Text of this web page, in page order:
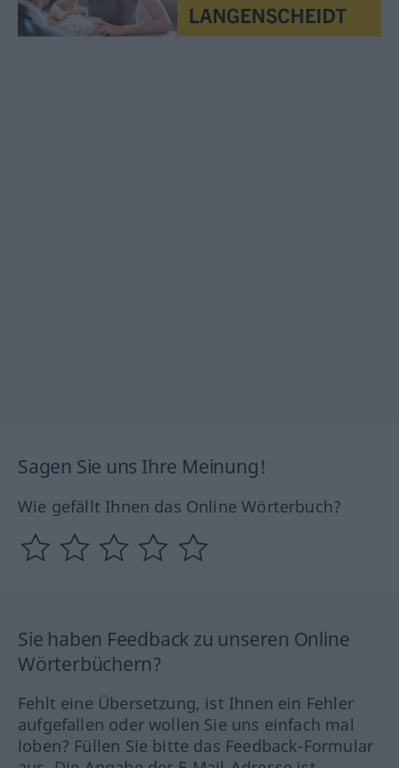
Sagen Sie uns Ihre Meinung!
Wie gefällt Ihnen das Online Wörterbuch?
Sie haben Feedback zu unseren Online
Wörterbüchern?
Fehlt eine Übersetzung, ist Ihnen ein Fehler
aufgefallen oder wollen Sie uns einfach mal
loben? Füllen Sie bitte das Feedback-Formular